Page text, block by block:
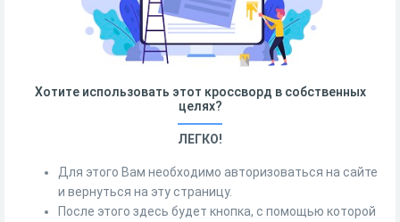
Хотите использовать этот кроссворд в собственных
целях?
ЛЕГКО!
Для этого Вам необходимо авторизоваться на сайте
и вернуться на эту страницу.
После этого здесь будет кнопка, с помощью которой